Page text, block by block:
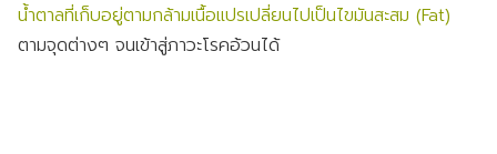
น้ำตาลที่เก็บอยู่ตามกล้ามเนื้อแปรเปลี่ยนไปเป็นไขมันสะสม (Fat)
ตามจุดต่างๆ จนเข้าสู่ภาวะโรคอ้วนได้